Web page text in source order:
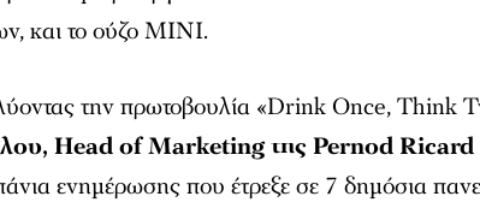
και το ούζο ΜΙΝΙ.
την πρωτοβουλία «Drink Once, Think
Head of Marketingτης Pernod
ενημέρωσης που έτρεξε σε 7 δημόσια